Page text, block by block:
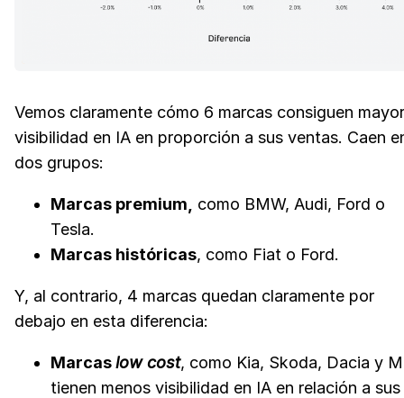
Vemos claramente cómo 6 marcas consiguen mayor
visibilidad en IA en proporción a sus ventas. Caen
dos grupos:
Marcas premium,
como BMW, Audi, Ford o
Tesla.
Marcas históricas, como Fiat o Ford.
Y, al contrario, 4 marcas quedan claramente por
debajo en esta diferencia:
Marcaslow cost, como Kia, Skoda, Dacia y
tienen menos visibilidad en IA en relación a sus